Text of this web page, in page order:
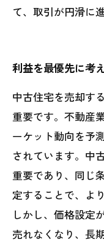
て、取引が円滑に
利益を最優先に考
中古住宅を売却す
重要です。不動産
ーケット動向を予
されています。中
重要であり、同じ
定することで、よ
しかし、価格設定
売れなくなり、長